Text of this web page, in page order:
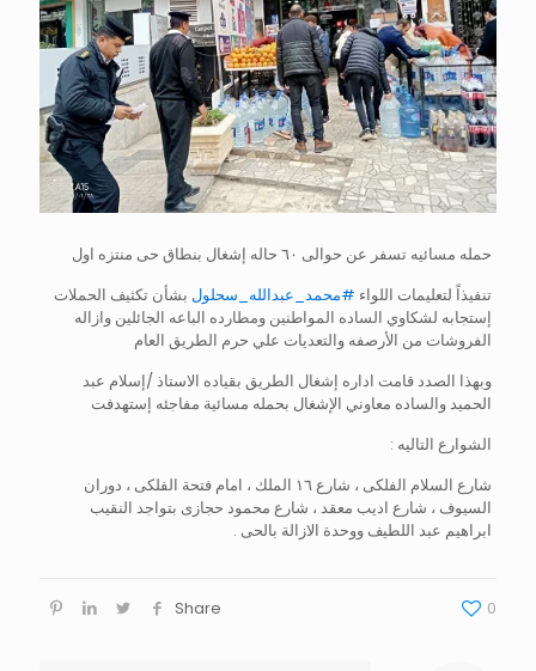
حمله مسائيه تسفر عن حوالى ٦٠ حاله إشغال بنطاق حى منتزه اول
تنفيذاً لتعليمات اللواء #محمد_عبدالله_سحلول بشأن تكثيف الحملات
إستجابه لشكاوي الساده المواطنين ومطارده الباعه الجائلين وازاله
الفروشات من الأرصفه والتعديات علي حرم الطريق العام
وبهذا الصدد قامت اداره إشغال الطريق بقياده الاستاذ /إسلام عبد
الحميد والساده معاوني الإشغال بحمله مسائية مفاجئه إستهدفت
الشوارع التاليه :
شارع السلام الفلكى ، شارع ١٦ الملك ، امام فتحة الفلكى ، دوران
السيوف ، شارع اديب معقد ، شارع محمود حجازى بتواجد النقيب
ابراهيم عبد اللطيف ووحدة الازالة بالحى .
Share 0